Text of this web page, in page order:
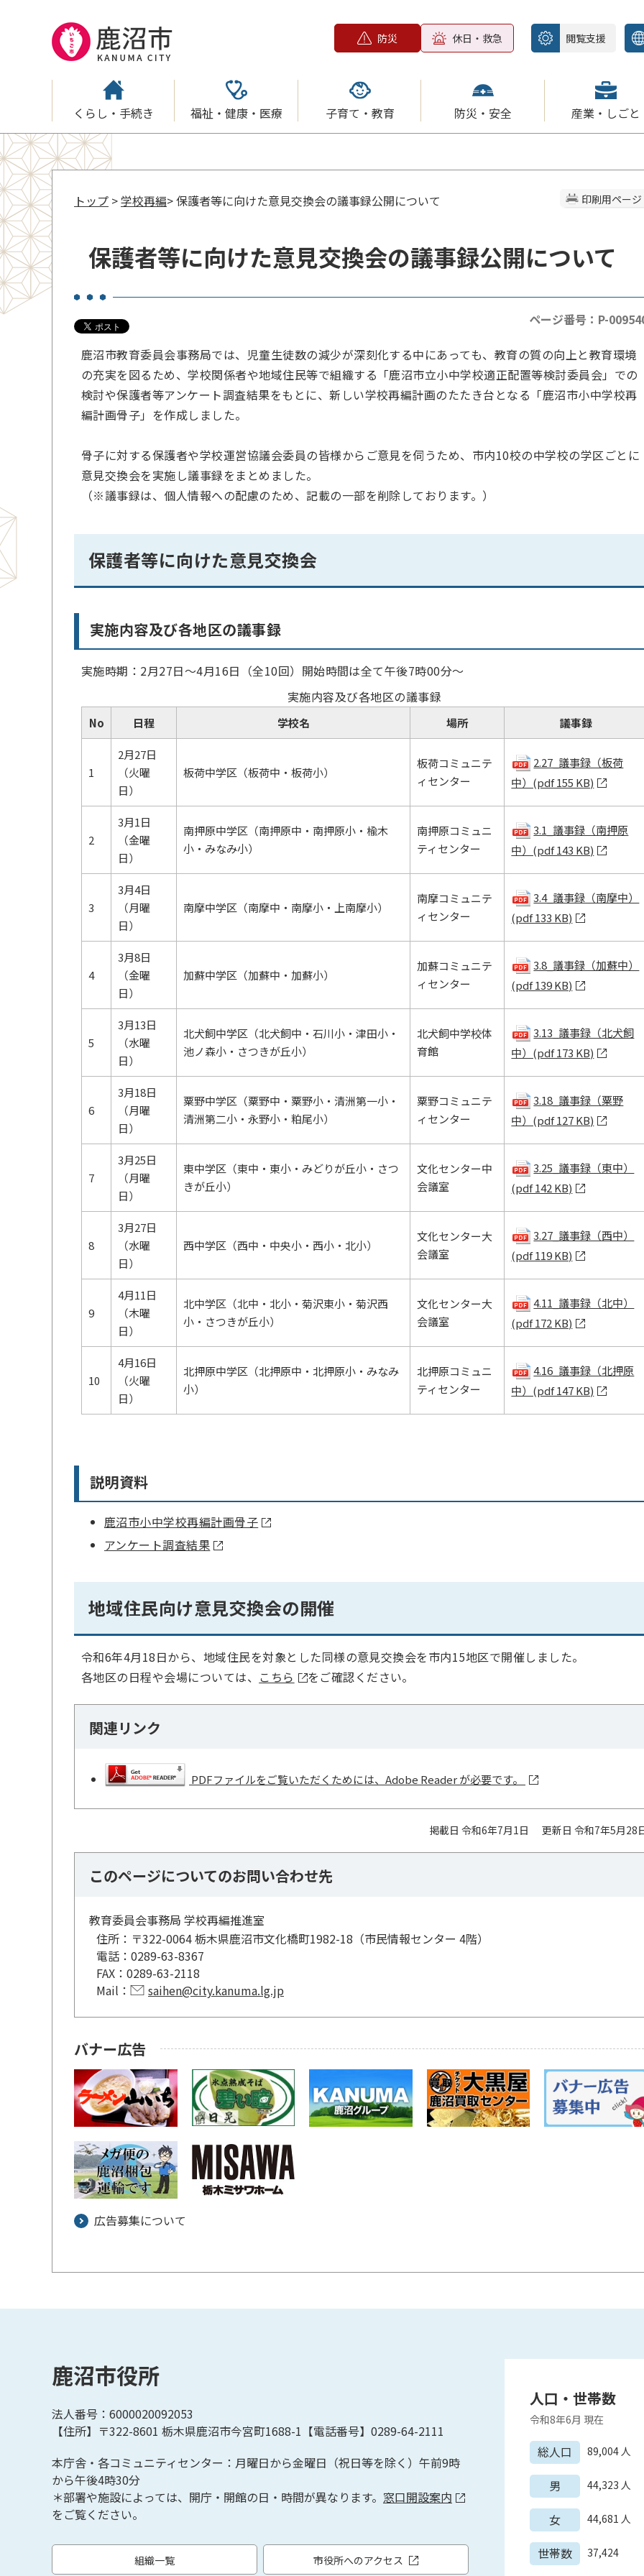
防災 休日・救急 閲覧支援
くらし・手続き 福祉・健康・医療 子育て・教育 防災・安全 産業・しごと
印刷用ページ
トップ >学校再編> 保護者等に向けた意見交換会の議事録公開について
保護者等に向けた意見交換会の議事録公開について
ページ番号：P-
鹿沼市教育委員会事務局では、児童生徒数の減少が深刻化する中にあっても、教育の質の向上と教育環境
の充実を図るため、学校関係者や地域住民等で組織する「鹿沼市立小中学校適正配置等検討委員会」での
検討や保護者等アンケート調査結果をもとに、新しい学校再編計画のたたき台となる「鹿沼市小中学校再
編計画骨子」を作成しました。
骨子に対する保護者や学校運営協議会委員の皆様からご意見を伺うため、市内10校の中学校の学区ごとに
意見交換会を実施し議事録をまとめました。
（※議事録は、個人情報への配慮のため、記載の一部を削除しております。）
保護者等に向けた意見交換会
実施内容及び各地区の議事録
実施時期：2月27日～4月16日（全10回）開始時間は全て午後7時00分～
実施内容及び各地区の議事録
No 日程 学校名 場所 議事録
1
2月27日
（火曜
日）
板荷中学区（板荷中・板荷小）
板荷コミュニテ
ィセンター
2.27_議事録（板荷
中）(pdf 155 KB)
2
3月1日
（金曜
日）
南押原中学区（南押原中・南押原小・楡木
小・みなみ小）
南押原コミュニ
ティセンター
3.1_議事録（南押原
中）(pdf 143 KB)
3
3月4日
（月曜
日）
南摩中学区（南摩中・南摩小・上南摩小）
南摩コミュニテ
ィセンター
3.4_議事録（南摩中）
(pdf 133 KB)
4
3月8日
（金曜
日）
加蘇中学区（加蘇中・加蘇小）
加蘇コミュニテ
ィセンター
3.8_議事録（加蘇中）
(pdf 139 KB)
5
3月13日
（水曜
日）
北犬飼中学区（北犬飼中・石川小・津田小・
池ノ森小・さつきが丘小）
北犬飼中学校体
育館
3.13_議事録（北犬飼
中）(pdf 173 KB)
6
3月18日
（月曜
日）
粟野中学区（粟野中・粟野小・清洲第一小・
清洲第二小・永野小・粕尾小）
粟野コミュニテ
ィセンター
3.18_議事録（粟野
中）(pdf 127 KB)
7
3月25日
（月曜
日）
東中学区（東中・東小・みどりが丘小・さつ
きが丘小）
文化センター中
会議室
3.25_議事録（東中）
(pdf 142 KB)
8
3月27日
（水曜
日）
西中学区（西中・中央小・西小・北小）
文化センター大
会議室
3.27_議事録（西中）
(pdf 119 KB)
9
4月11日
（木曜
日）
北中学区（北中・北小・菊沢東小・菊沢西
小・さつきが丘小）
文化センター大
会議室
4.11_議事録（北中）
(pdf 172 KB)
10
4月16日
（火曜
日）
北押原中学区（北押原中・北押原小・みなみ
小）
北押原コミュニ
ティセンター
4.16_議事録（北押原
中）(pdf 147 KB)
説明資料
鹿沼市小中学校再編計画骨子
アンケート調査結果
地域住民向け意見交換会の開催
令和6年4月18日から、地域住民を対象とした同様の意見交換会を市内15地区で開催しました。
各地区の日程や会場については、 こちら をご確認ください。
関連リンク
PDFファイルをご覧いただくためには、Adobe Reader が必要です。
掲載日 令和6年7月1日 更新日 令和7年5月28
このページについてのお問い合わせ先
教育委員会事務局 学校再編推進室
住所： 〒322-0064 栃木県鹿沼市文化橋町1982-18（市民情報センター 4階）
電話： 0289-63-8367
FAX： 0289-63-2118
Mail：
saihen@city.kanuma.lg.jp
バナー広告
広告募集について
鹿沼市役所
法人番号：6000020092053
【住所】〒322-8601 栃木県鹿沼市今宮町1688-1【電話番号】0289-64-2111
本庁舎・各コミュニティセンター：月曜日から金曜日（祝日等を除く）午前9時
から午後4時30分
＊部署や施設によっては、開庁・開館の日・時間が異なります。 窓口開設案内
をご覧ください。
組織一覧 市役所へのアクセス
人口・世帯数
令和8年6月 現在
総人口 89,004 人
男 44,323 人
女 44,681 人
世帯数 37,424